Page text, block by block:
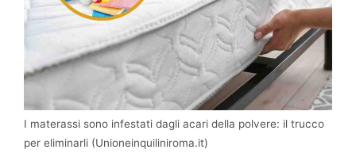
I materassi sono infestati dagli acari della polvere: il trucco
per eliminarli (Unioneinquiliniroma.it)